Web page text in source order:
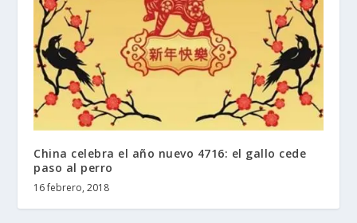
China celebra el año nuevo 4716: el gallo cede
paso al perro
16 febrero, 2018